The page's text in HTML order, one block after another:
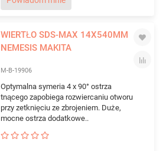
WIERTŁO SDS-MAX 14X540MM
NEMESIS MAKITA
M-B-19906
Optymalna symeria 4 x 90° ostrza
tnącego zapobiega rozwiercaniu otworu
przy zetknięciu ze zbrojeniem. Duże,
mocne ostrza dodatkowe..